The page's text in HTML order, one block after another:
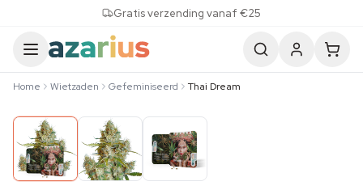
Gratis verzending vanaf €25
Home Wietzaden Gefeminiseerd Thai Dream